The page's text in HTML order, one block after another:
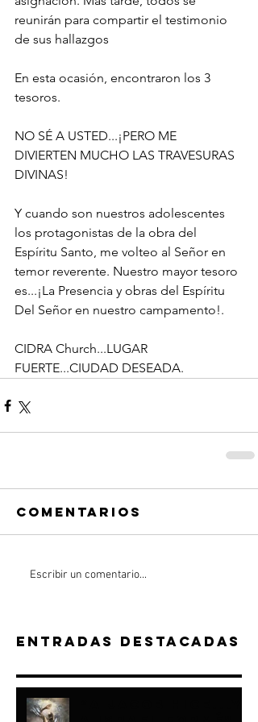
reunirán para compartir el testimonio
de sus hallazgos
En esta ocasión, encontraron los 3
tesoros.
NO SÉ A USTED...¡PERO ME
DIVIERTEN MUCHO LAS TRAVESURAS
DIVINAS!
Y cuando son nuestros adolescentes
los protagonistas de la obra del
Espíritu Santo, me volteo al Señor en
temor reverente. Nuestro mayor tesoro
es...¡La Presencia y obras del Espíritu
Del Señor en nuestro campamento!.
CIDRA Church...LUGAR
FUERTE...CIUDAD DESEADA.
Comentarios
Escribir un comentario...
Entradas destacadas